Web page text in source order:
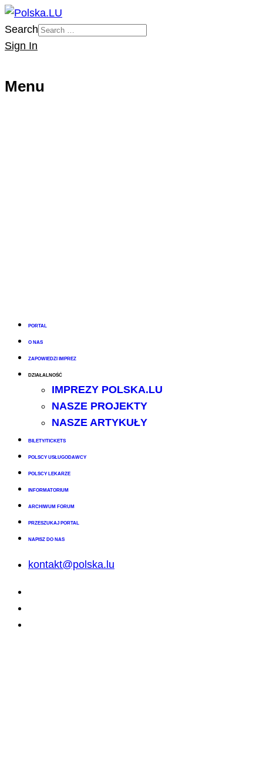
Search
Sign In
Menu
PORTAL
O NAS
ZAPOWIEDZI IMPREZ
DZIAŁALNOŚĆ
IMPREZY POLSKA.LU
NASZE PROJEKTY
NASZE ARTYKUŁY
BILETY/TICKETS
POLSCY USŁUGODAWCY
POLSCY LEKARZE
INFORMATORIUM
ARCHIWUM FORUM
PRZESZUKAJ PORTAL
NAPISZ DO NAS
kontakt@polska.lu